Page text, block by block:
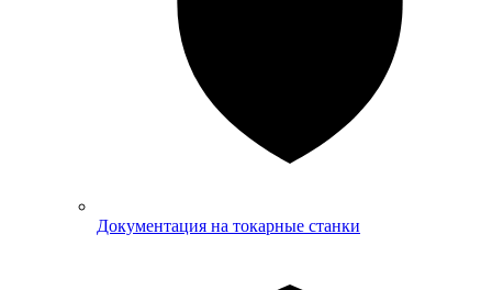
Документация на токарные станки